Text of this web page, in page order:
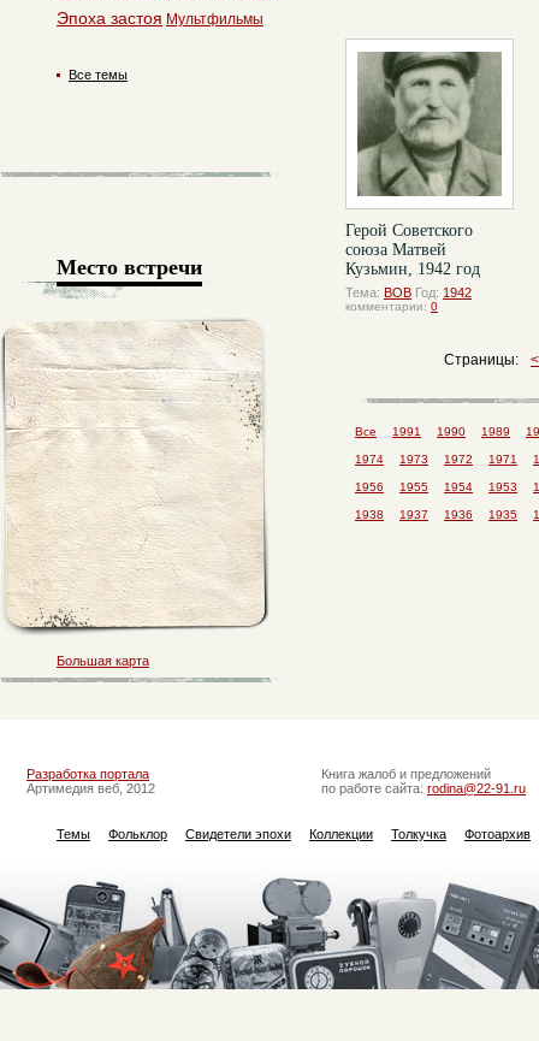
Герой Советского
союза Матвей
Кузьмин, 1942 год
Тема: ВОВ Год: 1942
комментарии: 0
Страницы:
Все 1991 1990 1989
1974 1973 1972 1971
1956 1955 1954 1953
1938 1937 1936 1935
Эпоха застоя Мультфильмы
Все темы
Место встречи
Большая карта
Разработка портала
Артимедия веб, 2012
Книга жалоб и предложений
по работе сайта: rodina@22-91.ru
Темы Фольклор Свидетели эпохи Коллекции Толкучка Фотоархив